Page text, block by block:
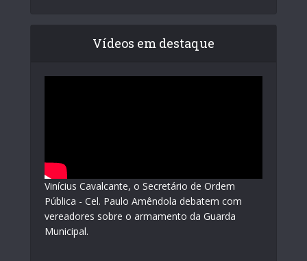
Vídeos em destaque
Vinícius Cavalcante, o Secretário de Ordem
Pública - Cel. Paulo Amêndola debatem com
vereadores sobre o armamento da Guarda
Municipal.